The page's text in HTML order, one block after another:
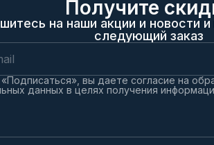
Получите
на наши акции и новости и
следующий заказ
вы даете согласие на
данных в целях получения